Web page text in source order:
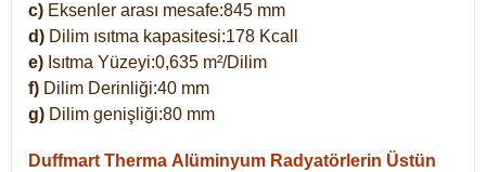
c) Eksenler arası mesafe:845 mm
d) Dilim ısıtma kapasitesi:178 Kcall
e) Isıtma Yüzeyi:0,635 m²/Dilim
f) Dilim Derinliği:40 mm
g) Dilim genişliği:80 mm
Duffmart Therma Alüminyum Radyatörlerin Üstün